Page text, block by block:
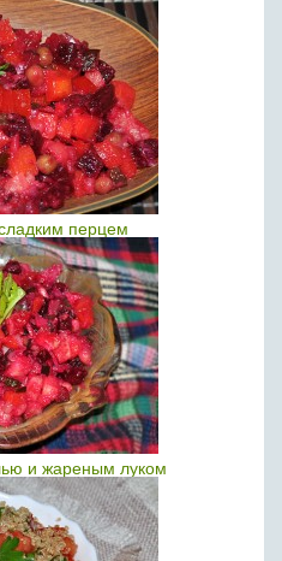
перцем
и жареным луком